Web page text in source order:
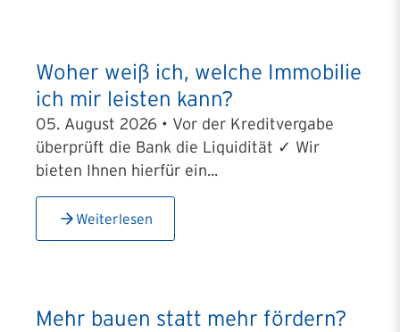
Woher weiß ich, welche Immobilie
ich mir leisten kann?
05. August 2026 • Vor der Kreditvergabe
überprüft die Bank die Liquidität ✓ Wir
bieten Ihnen hierfür ein...
Weiterlesen
Mehr bauen statt mehr fördern?